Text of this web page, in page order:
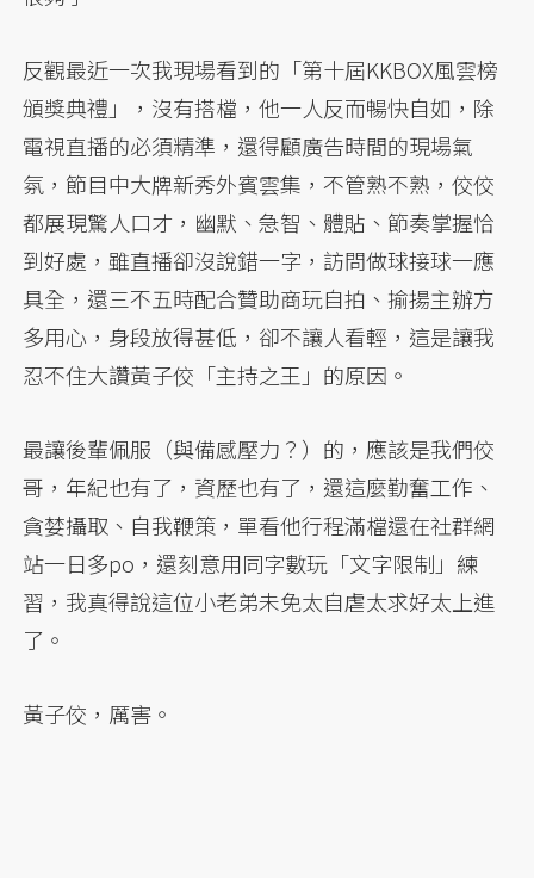
反觀最近一次我現場看到的「第十屆KKBOX風雲榜
頒獎典禮」，沒有搭檔，他一人反而暢快自如，除
電視直播的必須精準，還得顧廣告時間的現場氣
氛，節目中大牌新秀外賓雲集，不管熟不熟，佼佼
都展現驚人口才，幽默、急智、體貼、節奏掌握恰
到好處，雖直播卻沒說錯一字，訪問做球接球一應
具全，還三不五時配合贊助商玩自拍、揄揚主辦方
多用心，身段放得甚低，卻不讓人看輕，這是讓我
忍不住大讚黃子佼「主持之王」的原因。
最讓後輩佩服（與備感壓力？）的，應該是我們佼
哥，年紀也有了，資歷也有了，還這麼勤奮工作、
貪婪攝取、自我鞭策，單看他行程滿檔還在社群網
站一日多po，還刻意用同字數玩「文字限制」練
習，我真得說這位小老弟未免太自虐太求好太上進
了。
黃子佼，厲害。